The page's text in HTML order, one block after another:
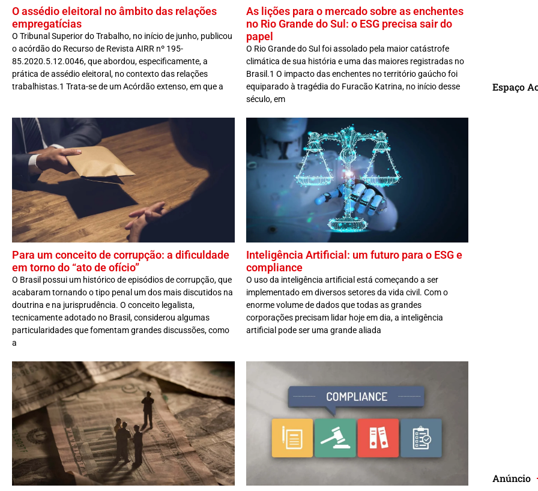
O assédio eleitoral no âmbito das relações
empregatícias
O Tribunal Superior do Trabalho, no início de junho, publicou
o acórdão do Recurso de Revista AIRR nº 195-
85.2020.5.12.0046, que abordou, especificamente, a
prática de assédio eleitoral, no contexto das relações
trabalhistas.1 Trata-se de um Acórdão extenso, em que a
As lições para o mercado sobre as enchentes
no Rio Grande do Sul: o ESG precisa sair do
papel
O Rio Grande do Sul foi assolado pela maior catástrofe
climática de sua história e uma das maiores registradas no
Brasil.1 O impacto das enchentes no território gaúcho foi
equiparado à tragédia do Furacão Katrina, no início desse
século, em
Para um conceito de corrupção: a dificuldade
em torno do “ato de ofício”
O Brasil possui um histórico de episódios de corrupção, que
acabaram tornando o tipo penal um dos mais discutidos na
doutrina e na jurisprudência. O conceito legalista,
tecnicamente adotado no Brasil, considerou algumas
particularidades que fomentam grandes discussões, como
a
Inteligência Artificial: um futuro para o ESG e
compliance
O uso da inteligência artificial está começando a ser
implementado em diversos setores da vida civil. Com o
enorme volume de dados que todas as grandes
corporações precisam lidar hoje em dia, a inteligência
artificial pode ser uma grande aliada
Espaço
Anúncio